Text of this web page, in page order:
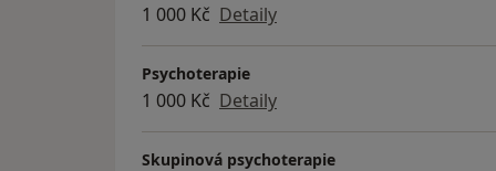
1 000 Kč Detaily
Psychoterapie
1 000 Kč Detaily
Skupinová psychoterapie